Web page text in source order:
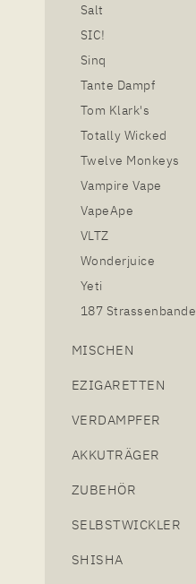
Salt
SIC!
Sinq
Tante Dampf
Tom Klark's
Totally Wicked
Twelve Monkeys
Vampire Vape
VapeApe
VLTZ
Wonderjuice
Yeti
187 Strassenbande
MISCHEN
EZIGARETTEN
VERDAMPFER
AKKUTRÄGER
ZUBEHÖR
SELBSTWICKLER
SHISHA